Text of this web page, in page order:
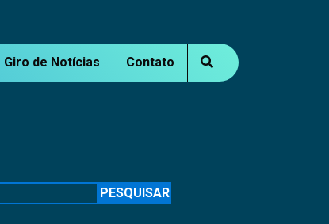
Giro de Notícias Contato
PESQUISAR